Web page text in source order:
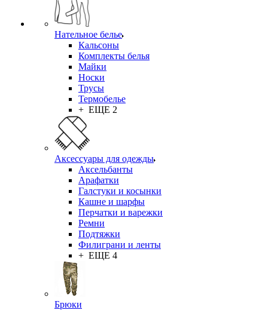
Нательное белье
Кальсоны
Комплекты белья
Майки
Носки
Трусы
Термобелье
+ ЕЩЕ 2
Аксессуары для одежды
Аксельбанты
Арафатки
Галстуки и косынки
Кашне и шарфы
Перчатки и варежки
Ремни
Подтяжки
Филиграни и ленты
+ ЕЩЕ 4
Брюки